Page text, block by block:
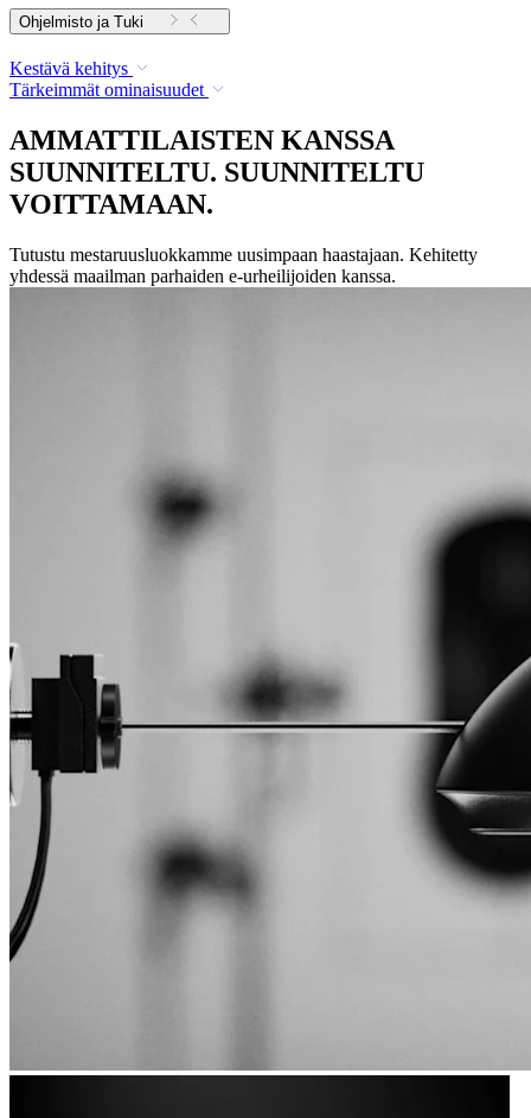
Ohjelmisto ja Tuki
Kestävä kehitys
Tärkeimmät ominaisuudet
AMMATTILAISTEN KANSSA
SUUNNITELTU. SUUNNITELTU
VOITTAMAAN.
Tutustu mestaruusluokkamme uusimpaan haastajaan. Kehitetty
yhdessä maailman parhaiden e-urheilijoiden kanssa.